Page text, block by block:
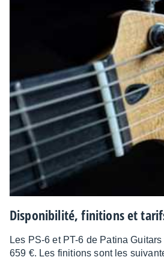
Dispo­ni­bi­lité, fini­tions et
Les PS-6 et PT-6 de Patina
659 €. Les fini­tions sont les